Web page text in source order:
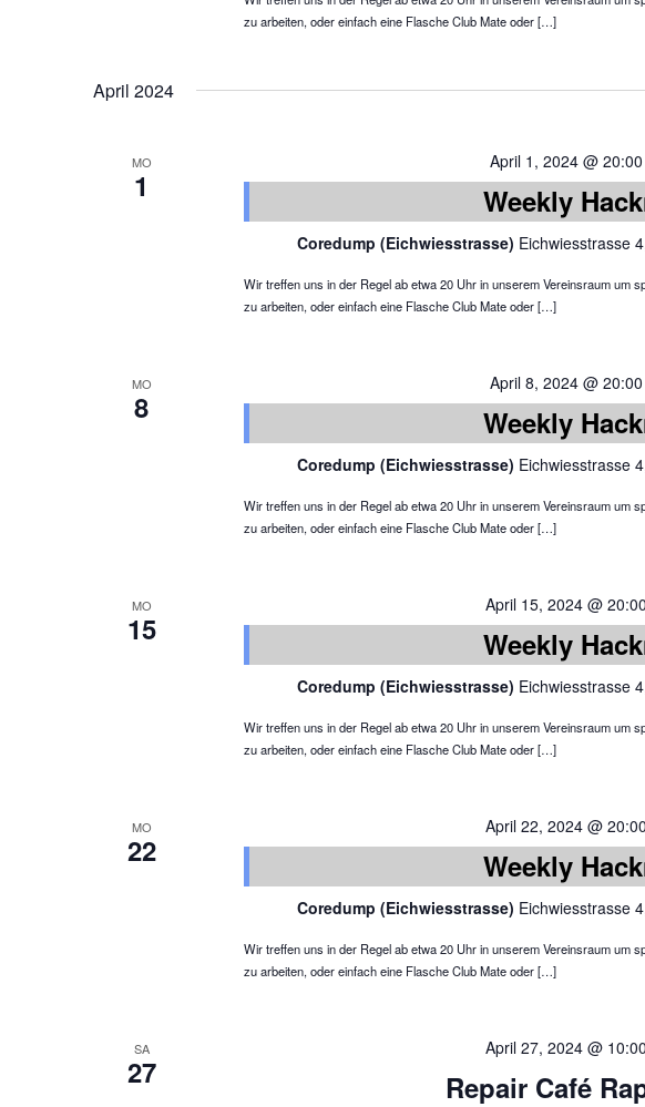
zu arbeiten, oder einfach eine Flasche Club Mate oder […]
April 2024
MO
1
April 1, 2024 @ 20:00
Weekly
Coredump (Eichwiesstrasse) Eichwiesstrasse
Wir treffen uns in der Regel ab etwa 20 Uhr in unserem Vereinsraum um
zu arbeiten, oder einfach eine Flasche Club Mate oder […]
MO
8
April 8, 2024 @ 20:00
Weekly
Coredump (Eichwiesstrasse) Eichwiesstrasse
Wir treffen uns in der Regel ab etwa 20 Uhr in unserem Vereinsraum um
zu arbeiten, oder einfach eine Flasche Club Mate oder […]
MO
15
April 15, 2024 @ 20:00
Weekly
Coredump (Eichwiesstrasse) Eichwiesstrasse
Wir treffen uns in der Regel ab etwa 20 Uhr in unserem Vereinsraum um
zu arbeiten, oder einfach eine Flasche Club Mate oder […]
MO
22
April 22, 2024 @ 20:00
Weekly
Coredump (Eichwiesstrasse) Eichwiesstrasse
Wir treffen uns in der Regel ab etwa 20 Uhr in unserem Vereinsraum um
zu arbeiten, oder einfach eine Flasche Club Mate oder […]
SA
27
April 27, 2024 @ 10:00
Repair Café